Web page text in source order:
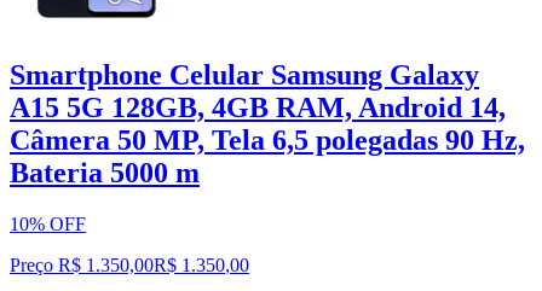
Smartphone Celular Samsung Galaxy
A15 5G 128GB, 4GB RAM, Android 14,
Câmera 50 MP, Tela 6,5 polegadas 90 Hz,
Bateria 5000 m
10% OFF
Preço R$ 1.350,00R$ 1.350,00